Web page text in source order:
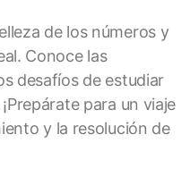
de los números y
Conoce las
desafíos de estudiar
para un viaje
y la resolución de